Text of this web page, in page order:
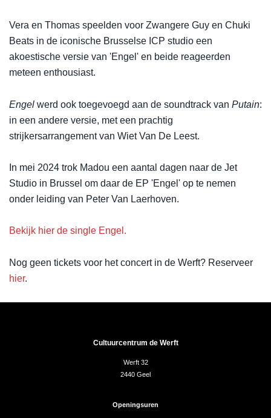
Vera en Thomas speelden voor Zwangere Guy en Chuki
Beats in de iconische Brusselse ICP studio een
akoestische versie van 'Engel' en beide reageerden
meteen enthousiast.
Engel werd ook toegevoegd aan de soundtrack van Putain:
in een andere versie, met een prachtig
strijkersarrangement van Wiet Van De Leest.
In mei 2024 trok Madou een aantal dagen naar de Jet
Studio in Brussel om daar de EP 'Engel' op te nemen
onder leiding van Peter Van Laerhoven.
Bekijk hier de single Engel.
Nog geen tickets voor het concert in de Werft? Reserveer
hier.
Cultuurcentrum de Werft
Werft 32
2440 Geel
Openingsuren